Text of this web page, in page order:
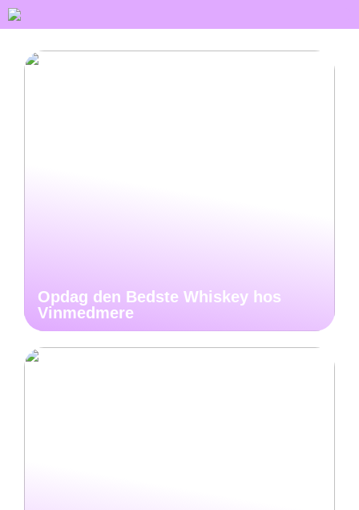
Opdag den Bedste Whiskey hos
Vinmedmere